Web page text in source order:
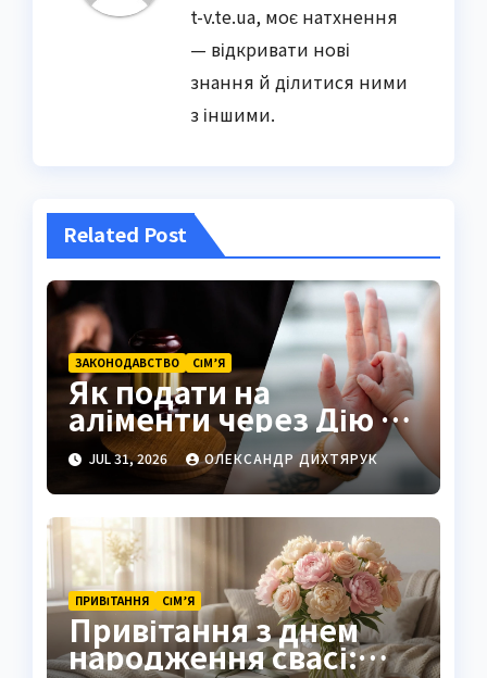
t-v.te.ua, моє натхнення
— відкривати нові
знання й ділитися ними
з іншими.
Related Post
ЗАКОНОДАВСТВО СІМ’Я
Як подати на
аліменти через Дію у
2026 році
JUL 31, 2026 ОЛЕКСАНДР ДИХТЯРУК
ПРИВІТАННЯ СІМ’Я
Привітання з днем
народження свасі: